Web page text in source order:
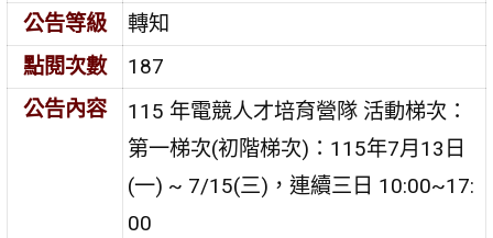
公告等級
轉知
點閱次數
187
公告內容
115 年電競人才培育營隊 活動梯次：
第一梯次(初階梯次)：115年7月13日
(一) ~ 7/15(三)，連續三日 10:00~17:
00